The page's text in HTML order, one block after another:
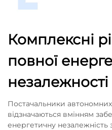
Комплексні
повної
незалежності
Постачальники
відзначаються вмінням
енергетичну незалежність